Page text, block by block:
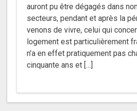
auront pu être dégagés dans
secteurs, pendant et après la
venons de vivre, celui qui
logement est particulièrement
n’a en effet pratiquement pas
cinquante ans et […]